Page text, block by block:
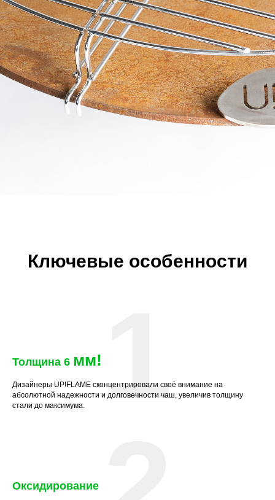
Ключевые особенности
Толщина 6 мм!
Дизайнеры UP!FLAME сконцентрировали своё внимание на
абсолютной надежности и долговечности чаш, увеличив толщину
стали до максимума.
1
Оксидирование